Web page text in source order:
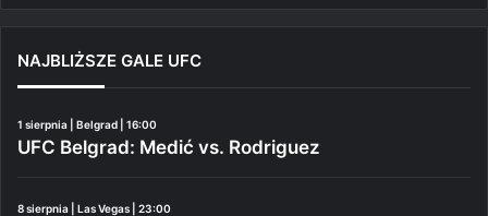
NAJBLIŻSZE GALE UFC
1 sierpnia | Belgrad | 16:00
UFC Belgrad: Medić vs. Rodriguez
8 sierpnia | Las Vegas | 23:00